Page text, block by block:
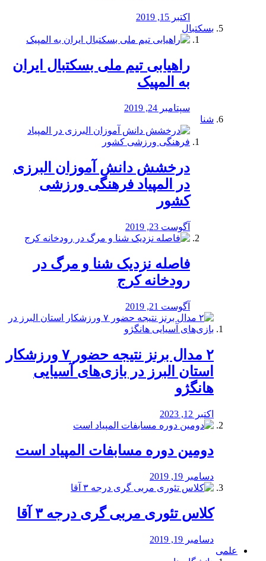
اکتبر 15, 2019
بسکتبال
راهیابی تیم ملی بسکتبال ایران
به المپیک
سپتامبر 24, 2019
شنا
درخشش دانش آموزان البرزی
در المپیاد فرهنگی ورزشی
کشور
آگوست 23, 2019
️فاصله نزدیک شنا و مرگ در
رودخانه کرج
آگوست 21, 2019
۲ مدال برنز نتیجه حضور ۷ ورزشکار
استان البرز در بازی‌های آسیایی
هانگژو
اکتبر 12, 2023
دومین دوره مسابفات المپیاد است
دسامبر 19, 2019
کلاس تئوری مربی گری درجه ۳ آقا
دسامبر 19, 2019
علمی